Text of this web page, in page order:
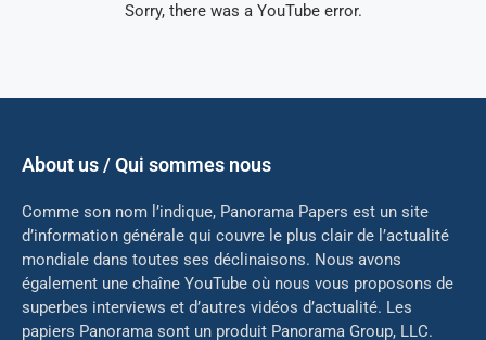
Sorry, there was a YouTube error.
About us / Qui sommes nous
Comme son nom l’indique, Panorama Papers est un site
d’information générale qui couvre le plus clair de l’actualité
mondiale dans toutes ses déclinaisons. Nous avons
également une chaîne YouTube où nous vous proposons de
superbes interviews et d’autres vidéos d’actualité. Les
papiers Panorama sont un produit Panorama Group, LLC.